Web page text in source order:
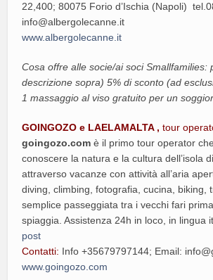
22,400; 80075 Forio d’Ischia (Napoli)
info@albergolecanne.it
www.albergolecanne.it
Cosa offre alle socie/ai soci Smallfamilies:
descrizione sopra) 5% di sconto (ad
1 massaggio al viso gratuito per un
GOINGOZO e LAELAMALTA ,tour
goingozo.com è il primo tour operator
conoscere la natura e la cultura dell’isola
attraverso vacanze con attività all’aria
diving, climbing, fotografia, cucina, biking,
semplice passeggiata tra i vecchi fari
spiaggia. Assistenza 24h in loco, in lingua
post
Contatti: Info +35679797144; Email:
www.goingozo.com